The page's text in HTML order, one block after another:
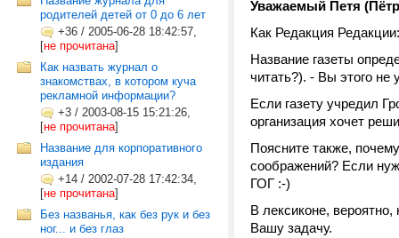
родителей детей от 0 до 6 лет
+36 / 2005-06-28 18:42:57,
[не прочитана]
Как назвать журнал о
знакомствах, в котором куча
рекламной информации?
+3 / 2003-08-15 15:21:26,
[не прочитана]
Название для корпоративного
издания
+14 / 2002-07-28 17:42:34,
[не прочитана]
Без названья, как без рук и без
ног... и без глаз
Уважаемый Петя
Как Редакция Редакции:
Название газеты
читать?). - Вы этого не
Если газету учредил
организация хочет
Поясните также, почему
соображений? Если
ГОГ :-)
В лексиконе,
Вашу задачу.